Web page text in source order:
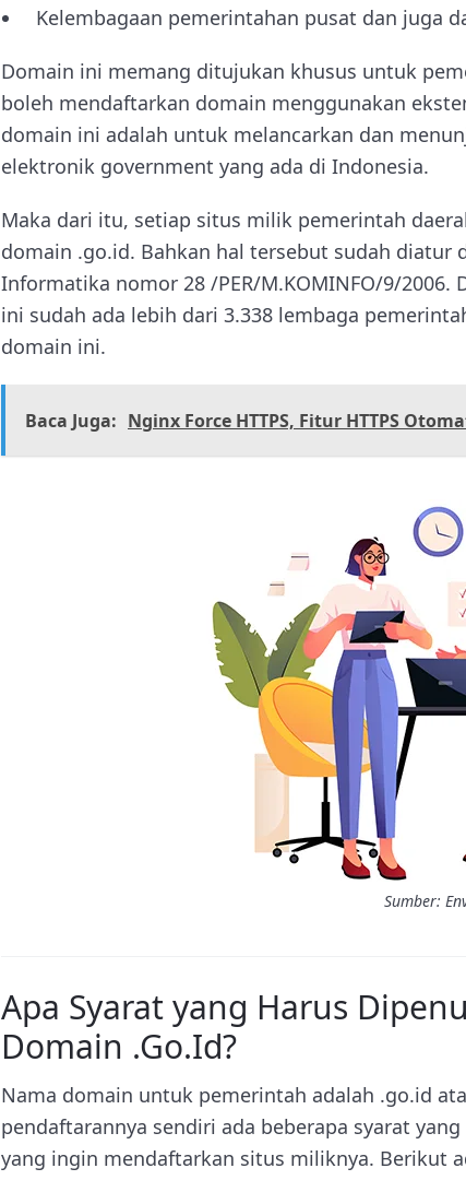
Kelembagaan pemerintahan pusat dan juga
Domain ini memang ditujukan khusus untuk
boleh mendaftarkan domain menggunakan
domain ini adalah untuk melancarkan dan
elektronik government yang ada di Indonesia.
Maka dari itu, setiap situs milik pemerintah
domain .go.id. Bahkan hal tersebut sudah diatur
Informatika nomor 28 /PER/M.KOMINFO/9/
ini sudah ada lebih dari 3.338 lembaga
domain ini.
Baca Juga: Nginx Force HTTPS, Fitur HTTPS
Sumber:
Apa Syarat yang Harus
Domain .Go.Id?
Nama domain untuk pemerintah adalah .go.id
pendaftarannya sendiri ada beberapa syarat
yang ingin mendaftarkan situs miliknya. Berikut